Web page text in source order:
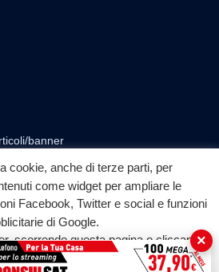
banner
◎ ▶
YouTube
cookie, anche di terze parti, per
come widget per ampliare le
Facebook, Twitter e social e funzioni
di Google.
scorrendo questa pagina o cliccando
acconsenti all'uso dei cookie.
×